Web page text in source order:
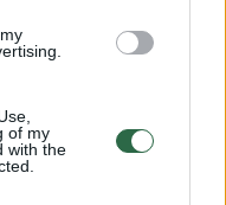
of my
with the
nuotraukų (12)